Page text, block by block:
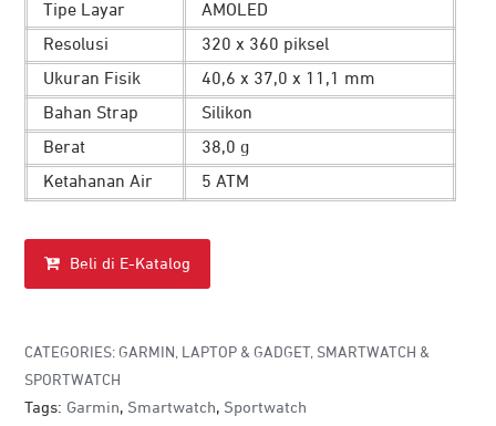
Tipe Layar
AMOLED
Resolusi
320 x 360 piksel
Ukuran Fisik
40,6 x 37,0 x 11,1 mm
Bahan Strap
Silikon
Berat
38,0 g
Ketahanan Air
5 ATM
Beli di E-Katalog
CATEGORIES: GARMIN LAPTOP & GADGET, SMARTWATCH &
SPORTWATCH
Tags: Garmin, Smartwatch, Sportwatch